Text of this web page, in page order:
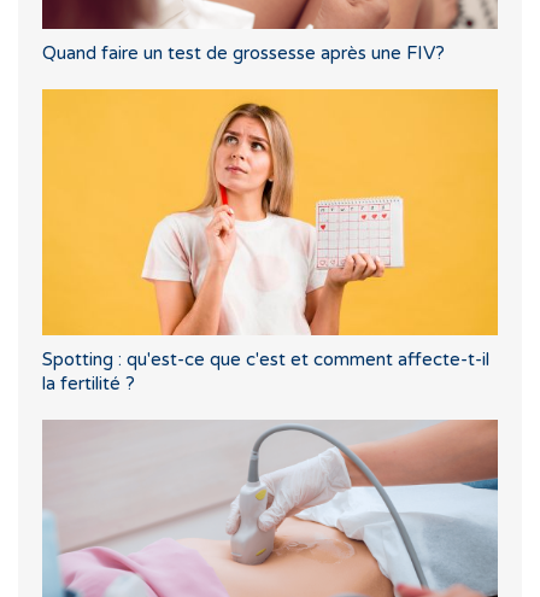
Quand faire un test de grossesse après une FIV?
Spotting : qu'est-ce que c'est et comment affecte-t-il
la fertilité ?